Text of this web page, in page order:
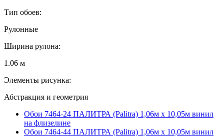
Тип обоев:
Рулонные
Ширина рулона:
1.06 м
Элементы рисунка:
Абстракция и геометрия
Обои 7464-24 ПАЛИТРА (Palitra) 1,06м х 10,05м винил
на флизелине
Обои 7464-44 ПАЛИТРА (Palitra) 1,06м х 10,05м винил